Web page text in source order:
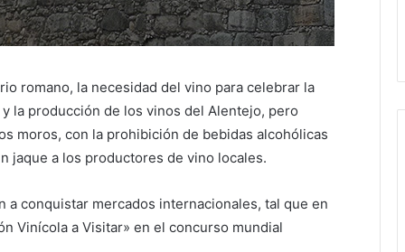
romano, la necesidad del vino para celebrar la
la producción de los vinos del Alentejo, pero
moros, con la prohibición de bebidas alcohólicas
jaque a los productores de vino locales.
conquistar mercados internacionales, tal que en
Vinícola a Visitar» en el concurso mundial